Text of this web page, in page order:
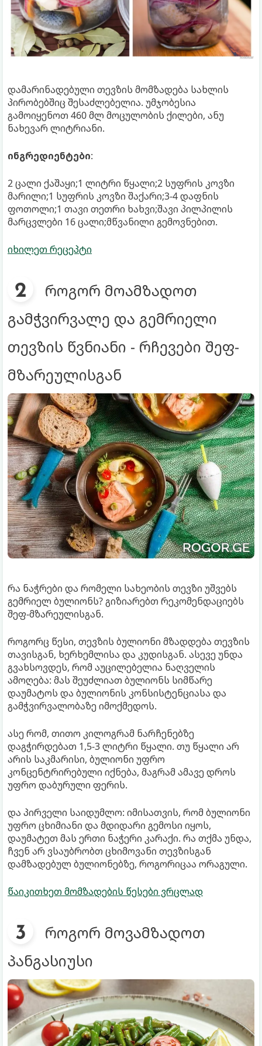
დამარინადებული თევზის მომზადება სახლის
პირობებშიც შესაძლებელია. უმჯობესია
გამოიყენოთ 460 მლ მოცულობის ქილები, ანუ
ნახევარ ლიტრიანი.
ინგრედიენტები:
2 ცალი ქაშაყი;1 ლიტრი წყალი;2 სუფრის კოვზი
მარილი;1 სუფრის კოვზი შაქარი;3-4 დაფნის
ფოთოლი;1 თავი თეთრი ხახვი;შავი პილპილის
მარცვლები 16 ცალი;მწვანილი გემოვნებით.
იხილეთ რეცეპტი
როგორ მოამზადოთ
გამჭვირვალე და გემრიელი
თევზის წვნიანი - რჩევები შეფ-
მზარეულისგან
რა ნაჭრები და რომელი სახეობის თევზი უშვებს
გემრიელ ბულიონს? გიზიარებთ რეკომენდაციებს
შეფ-მზარეულისგან.
როგორც წესი, თევზის ბულიონი მზადდება თევზის
თავისგან, ხერხემლისა და კუდისგან. ასევე უნდა
გვახსოვდეს, რომ აუცილებელია ნაღველის
ამოღება: მას შეუძლიათ ბულიონს სიმწარე
დაუმატოს და ბულიონის კონსისტენციასა და
გამჭვირვალობაზე იმოქმედოს.
ასე რომ, თითო კილოგრამ ნარჩენებზე
დაგჭირდებათ 1,5-3 ლიტრი წყალი. თუ წყალი არ
არის საკმარისი, ბულიონი უფრო
კონცენტრირებული იქნება, მაგრამ ამავე დროს
უფრო დაბურული ფერის.
და პირველი საიდუმლო: იმისათვის, რომ ბულიონი
უფრო ცხიმიანი და მდიდარი გემოსი იყოს,
დაუმატეთ მას ერთი ნაჭერი კარაქი. რა თქმა უნდა,
ჩვენ არ ვსაუბრობთ ცხიმოვანი თევზისგან
დამზადებულ ბულიონებზე, როგორიცაა ორაგული.
წაიკითხეთ მომზადების წესები ვრცლად
როგორ მოვამზადოთ
პანგასიუსი